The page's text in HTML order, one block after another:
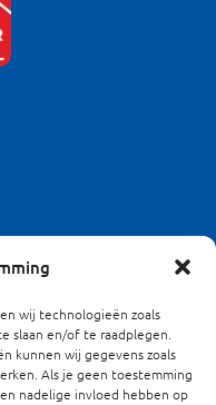
wij technologieën zoals
slaan en/of te raadplegen.
kunnen wij gegevens zoals
Als je geen toestemming
nadelige invloed hebben op